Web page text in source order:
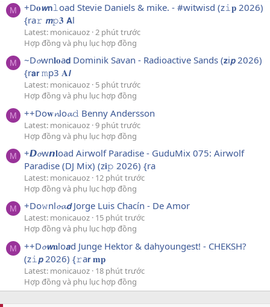
M
+D𝐨𝙬𝗻𝚕oad Stevie Daniels & mike. - #witwisd (z𝚒𝐩 2026)
{ra𝚛 𝙢𝚙𝟑 𝗔l
Latest: monicauoz 2 phút trước
Hợp đồng và phụ lục hợp đồng
M
~D𝓸wn𝐥𝐨a𝗱 Dominik Savan - Radioactive Sands (𝘇i𝙥 2026)
{r𝗮𝗿 𝚖p3 𝐀𝙡
Latest: monicauoz 5 phút trước
Hợp đồng và phụ lục hợp đồng
M ++Do𝐰𝓷lo𝓪𝚍 Benny Andersson
Latest: monicauoz 9 phút trước
Hợp đồng và phụ lục hợp đồng
M
+𝘿𝓸w𝙣𝐥oad Airwolf Paradise - GuduMix 075: Airwolf
Paradise (DJ Mix) (z𝗶𝚙 2026) {ra
Latest: monicauoz 12 phút trước
Hợp đồng và phụ lục hợp đồng
M +Do𝚠nl𝓸𝓪𝙙 Jorge Luis Chacín - De Amor
Latest: monicauoz 15 phút trước
Hợp đồng và phụ lục hợp đồng
M
++D𝓸𝙬𝐧lo𝙖d Junge Hektor & dahyoungest! - CHEKSH?
(z𝚒𝙥 2026) {𝚛a𝗿 𝐦𝐩
Latest: monicauoz 18 phút trước
Hợp đồng và phụ lục hợp đồng